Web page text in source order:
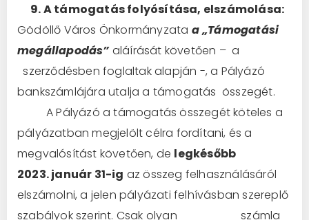
9. A támogatás folyósítása, elszámolása:
Gödöllő Város Önkormányzata a „Támogatási
megállapodás”aláírását követően – a
szerződésben foglaltak alapján -, a Pályázó
bankszámlájára utalja a támogatás összegét.
A Pályázó a támogatás összegét köteles a
pályázatban megjelölt célra fordítani, és a
megvalósítást követően, de legkésőbb
2023. január 31-ig az összeg felhasználásáról
elszámolni, a jelen pályázati felhívásban szereplő
szabályok szerint. Csak olyan számla